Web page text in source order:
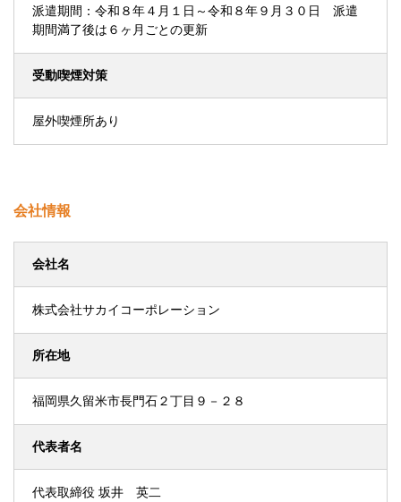
派遣期間：令和８年４月１日～令和８年９月３０日 派遣
期間満了後は６ヶ月ごとの更新
受動喫煙対策
屋外喫煙所あり
会社情報
会社名
株式会社サカイコーポレーション
所在地
福岡県久留米市長門石２丁目９－２８
代表者名
代表取締役 坂井 英二